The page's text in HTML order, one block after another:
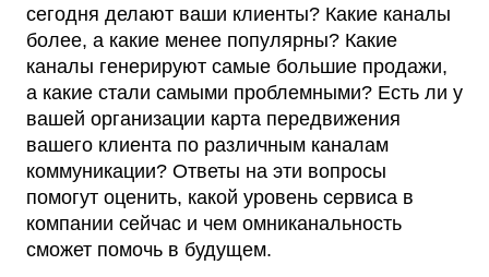
сегодня делают ваши клиенты? Какие каналы
более, а какие менее популярны? Какие
каналы генерируют самые большие продажи,
а какие стали самыми проблемными? Есть ли у
вашей организации карта передвижения
вашего клиента по различным каналам
коммуникации? Ответы на эти вопросы
помогут оценить, какой уровень сервиса в
компании сейчас и чем омниканальность
сможет помочь в будущем.